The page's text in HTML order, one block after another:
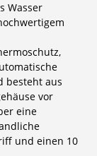
Wasser
besteht aus
vor
eine
und einen 10